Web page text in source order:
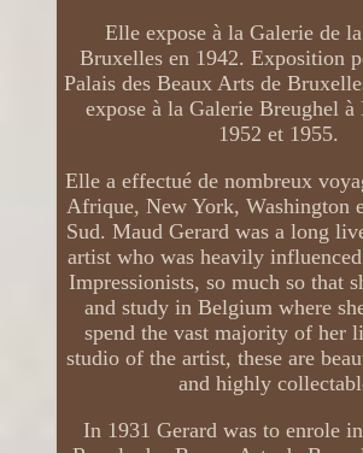
Elle expose à la Galerie de
Bruxelles en 1942. Exposition
Palais des Beaux Arts de
expose à la Galerie Breughel à
1952 et 1955.
Elle a effectué de nombreux
Afrique, New York, Washington
Sud. Maud Gerard was a long
artist who was heavily
Impressionists, so much so that
and study in Belgium where
spend the vast majority of her
studio of the artist, these are
and highly
In 1931 Gerard was to enrole